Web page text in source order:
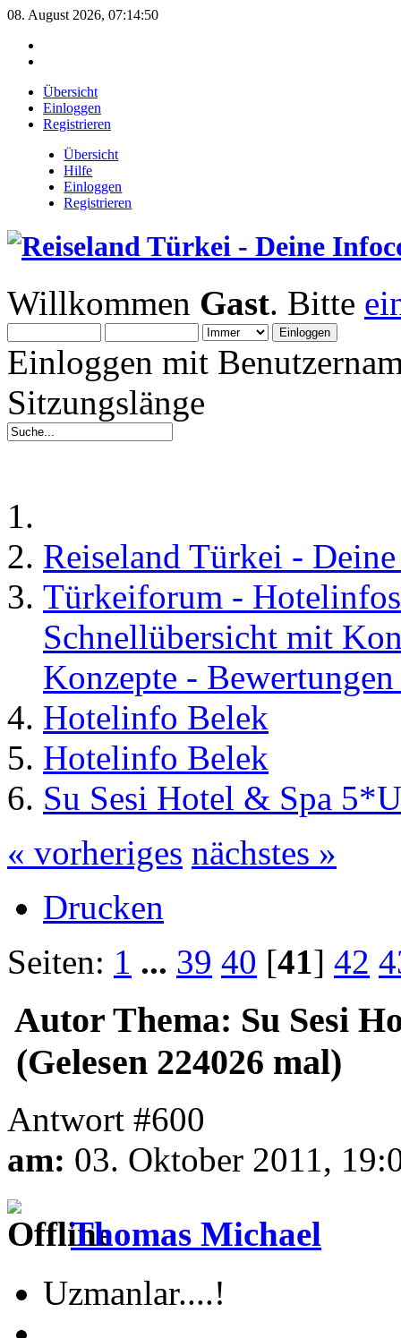
08. August 2026, 07:14:50
Übersicht
Einloggen
Registrieren
Übersicht
Hilfe
Einloggen
Registrieren
Willkommen Gast. Bitte
Einloggen mit
Sitzungslänge
Reiseland Türkei -
Türkeiforum -
Schnellübersicht mit
Konzepte -
Hotelinfo Belek
Hotelinfo Belek
Su Sesi Hotel & Spa
« vorheriges nächstes »
Drucken
Seiten: 1 ... 39 40 [41] 42
Autor Thema: Su Sesi
(Gelesen 224026 mal)
Antwort #600
am: 03. Oktober 2011,
Thomas Michael
Uzmanlar....!